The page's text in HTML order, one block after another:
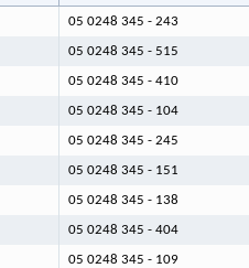
05 0248 345 - 243
05 0248 345 - 515
05 0248 345 - 410
05 0248 345 - 104
05 0248 345 - 245
05 0248 345 - 151
05 0248 345 - 138
05 0248 345 - 404
05 0248 345 - 109